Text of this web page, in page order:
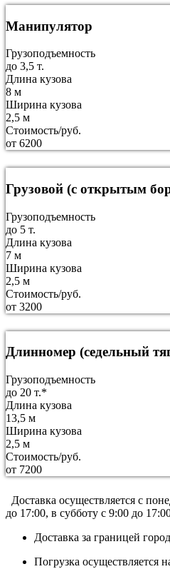
Манипулятор
Грузоподъемность
до 3,5 т.
Длина кузова
8 м
Ширина кузова
2,5 м
Стоимость/руб.
от 6200
Грузовой (с открытым
Грузоподъемность
до 5 т.
Длина кузова
7 м
Ширина кузова
2,5 м
Стоимость/руб.
от 3200
Длинномер (седельный
Грузоподъемность
до 20 т.*
Длина кузова
13,5 м
Ширина кузова
2,5 м
Стоимость/руб.
от 7200
Доставка осуществляется c
до 17:00, в субботу с 9:00 до
Доставка за границей
Погрузка осуществляется